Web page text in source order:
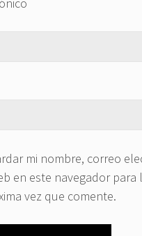
mi nombre, correo
en este navegador para
vez que comente.